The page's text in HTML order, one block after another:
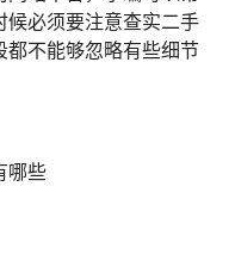
必须要注意查实二手
都不能够忽略有些细节
哪些